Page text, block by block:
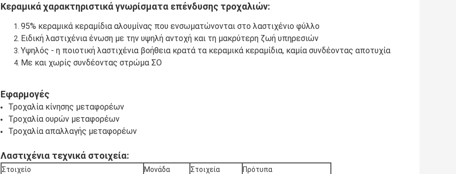
Κεραμικά χαρακτηριστικά γνωρίσματα επένδυσης τροχαλιών:
95% κεραμικά κεραμίδια αλουμίνας που ενσωματώνονται στο λαστιχένιο φύλλο
Ειδική λαστιχένια ένωση με την υψηλή αντοχή και τη μακρύτερη ζωή υπηρεσιών
Υψηλός - η ποιοτική λαστιχένια βοήθεια κρατά τα κεραμικά κεραμίδια, καμία συνδέοντας αποτυχία
Με και χωρίς συνδέοντας στρώμα ΣΟ
Εφαρμογές
Τροχαλία κίνησης μεταφορέων
Τροχαλία ουρών μεταφορέων
Τροχαλία απαλλαγής μεταφορέων
Λαστιχένια τεχνικά στοιχεία:
Στοιχείο Μονάδα Στοιχεία
Πρότυπα